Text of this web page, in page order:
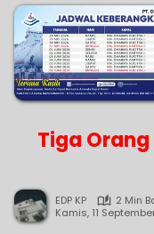
Tiga
EDP KP
2 Min
Kamis, 11